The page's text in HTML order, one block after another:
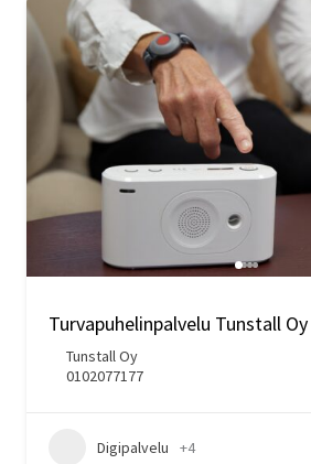
Turvapuhelinpalvelu Tunstall Oy
Tunstall Oy
0102077177
Digipalvelu +4